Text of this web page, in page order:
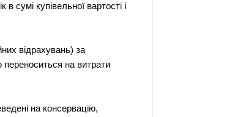
сумі купівельної вартості і
відрахувань) за
переноситься на витрати
на консервацію,